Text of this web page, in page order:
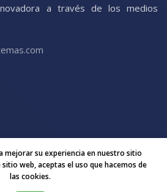
a través de los medios
mejorar su experiencia en nuestro sitio
web, aceptas el uso que hacemos de
las cookies.